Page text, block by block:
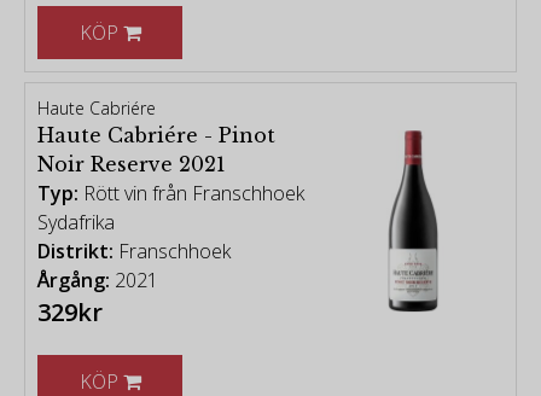
KÖP
Haute Cabriére
Haute Cabriére - Pinot
Noir Reserve 2021
Typ: Rött vin från Franschhoek
Sydafrika
Distrikt: Franschhoek
Årgång: 2021
329kr
KÖP